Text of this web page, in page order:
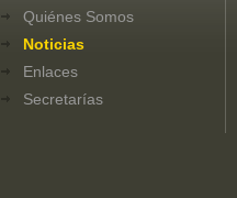
Quiénes Somos
Noticias
Enlaces
Secretarías